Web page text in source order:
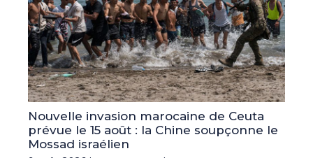
Nouvelle invasion marocaine de Ceuta
prévue le 15 août : la Chine soupçonne le
Mossad israélien